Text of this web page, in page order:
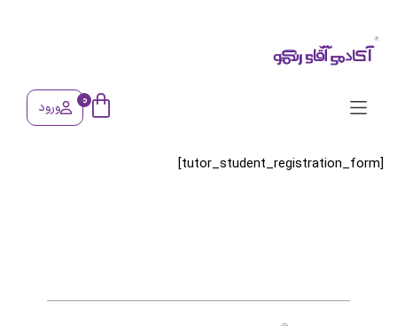
0 ورود
[tutor_student_registration_form]